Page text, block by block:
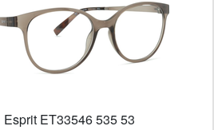
Esprit ET33546 535 53